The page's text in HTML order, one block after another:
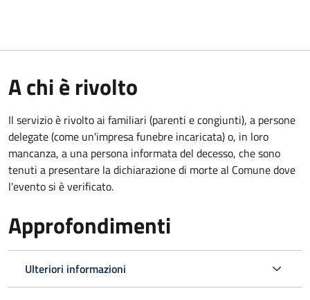
A chi è rivolto
Il servizio è rivolto ai familiari (parenti e congiunti), a persone
delegate (come un'impresa funebre incaricata) o, in loro
mancanza, a una persona informata del decesso, che sono
tenuti a presentare la dichiarazione di morte al Comune dove
l'evento si è verificato.
Approfondimenti
Ulteriori informazioni